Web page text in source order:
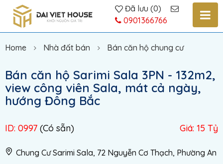
Đã lưu (0)
0901366766
Home Nhà đất bán Bán căn hộ chung cư
Bán căn hộ Sarimi Sala 3PN - 132m2,
view công viên Sala, mát cả ngày,
hướng Đông Bắc
ID: 0997 Giá: 15 Tỷ
(Có sẵn)
Chung Cư Sarimi Sala, 72 Nguyễn Cơ Thạch, Phường An